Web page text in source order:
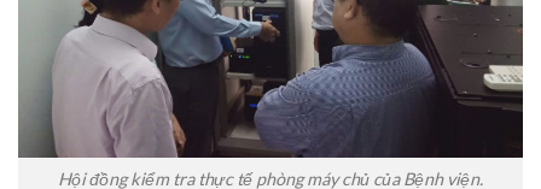
Hội đồng kiểm tra thực tế phòng máy chủ của Bệnh viện.